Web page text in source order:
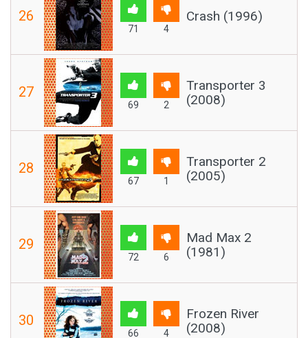
26
71 4
Crash (1996)
27
69 2
Transporter 3
(2008)
28
67 1
Transporter 2
(2005)
29
72 6
Mad Max 2
(1981)
30
66 4
Frozen River
(2008)